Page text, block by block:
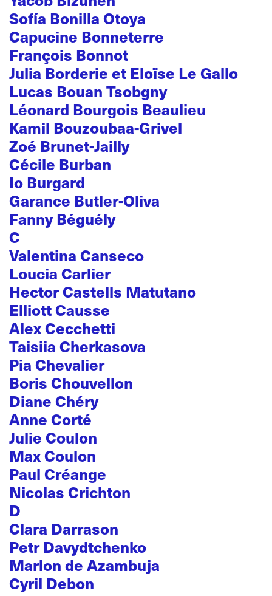
Sofía Bonilla Otoya
Capucine Bonneterre
François Bonnot
Julia Borderie et Eloïse Le Gallo
Lucas Bouan Tsobgny
Léonard Bourgois Beaulieu
Kamil Bouzoubaa-Grivel
Zoé Brunet-Jailly
Cécile Burban
Io Burgard
Garance Butler-Oliva
Fanny Béguély
C
Valentina Canseco
Loucia Carlier
Hector Castells Matutano
Elliott Causse
Alex Cecchetti
Taisiia Cherkasova
Pia Chevalier
Boris Chouvellon
Diane Chéry
Anne Corté
Julie Coulon
Max Coulon
Paul Créange
Nicolas Crichton
D
Clara Darrason
Petr Davydtchenko
Marlon de Azambuja
Cyril Debon